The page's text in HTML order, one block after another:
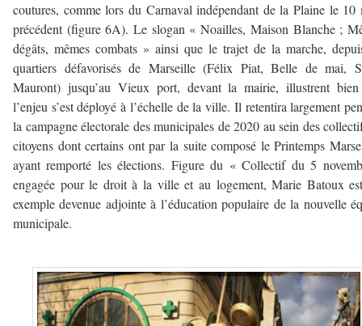
coutures, comme lors du Carnaval indépendant de la Plaine le 10
précédent (figure 6A). Le slogan « Noailles, Maison Blanche ;
dégâts, mêmes combats » ainsi que le trajet de la marche,
quartiers défavorisés de Marseille (Félix Piat, Belle de mai,
Mauront) jusqu’au Vieux port, devant la mairie, illustrent
l’enjeu s’est déployé à l’échelle de la ville. Il retentira largement
la campagne électorale des municipales de 2020 au sein des
citoyens dont certains ont par la suite composé le Printemps
ayant remporté les élections. Figure du « Collectif du 5
engagée pour le droit à la ville et au logement, Marie Batoux
exemple devenue adjointe à l’éducation populaire de la nouvelle
municipale.